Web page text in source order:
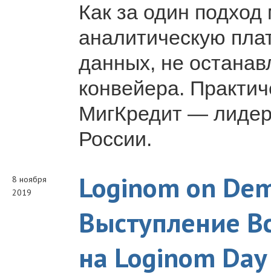
Как за один
аналитическую
данных, не
конвейера.
МигКредит —
России.
8 ноября
2019
Loginom on
Выступление
на Loginom